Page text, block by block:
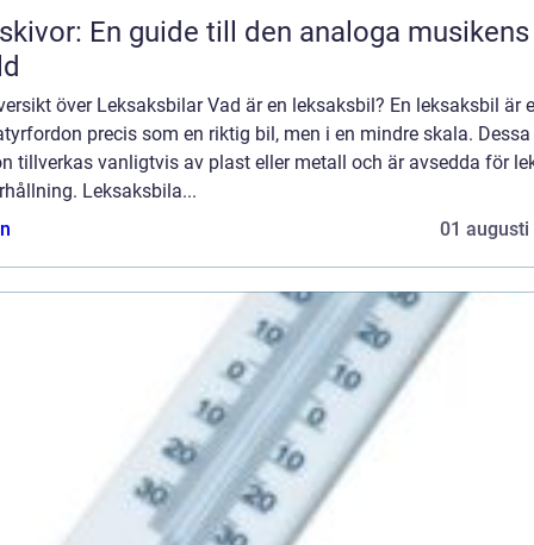
En guide till den analoga musikens
över Leksaksbilar Vad är en leksaksbil? En leksaksbil är
precis som en riktig bil, men i en mindre skala.
tillverkas vanligtvis av plast eller metall och är avsedda för
Leksaksbila...
01 augusti